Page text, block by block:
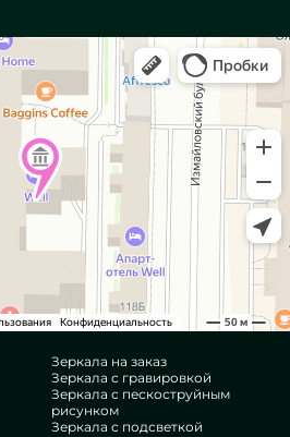
Зеркала на заказ
Зеркала с гравировкой
Зеркала с пескоструйным
рисунком
Зеркала с подсветкой